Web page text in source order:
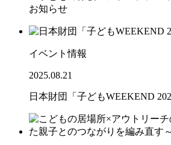
お知らせ
イベント情報
2025.08.21
日本財団「子どもWEEKEND